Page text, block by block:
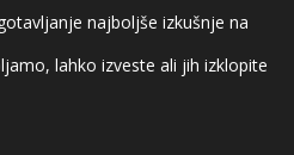
Slovenije
krovna športna organizacija na področju
tekmovanja v različnih domačih in
pod njenim okriljem delujejo tudi
najboljše izkušnje na
lahko izveste ali jih izklopite